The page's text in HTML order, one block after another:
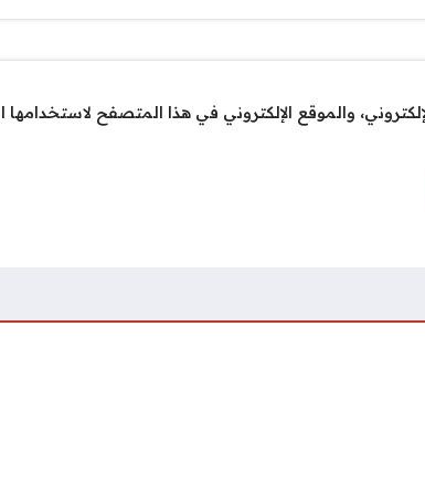
والموقع الإلكتروني في هذا المتصفح لاستخدامها